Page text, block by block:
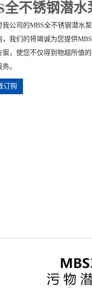
全不锈钢潜水
我公司的MBS全不锈钢潜水
，我们的将竭诚为您提供
案，使您不仅得到物超所值
。
订购